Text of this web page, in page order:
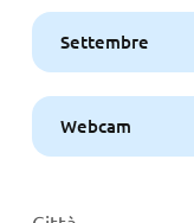
Settembre
Webcam